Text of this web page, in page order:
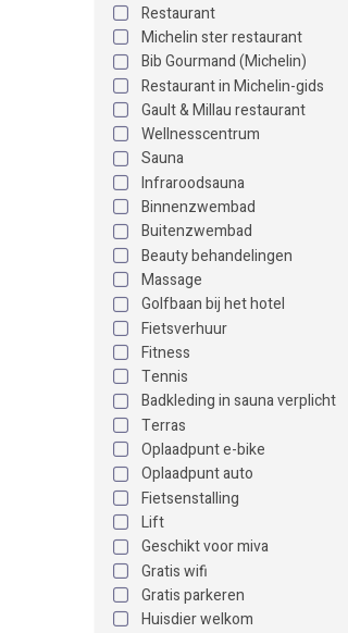
Restaurant
Michelin ster restaurant
Bib Gourmand (Michelin)
Restaurant in Michelin-gids
Gault & Millau restaurant
Wellnesscentrum
Sauna
Infraroodsauna
Binnenzwembad
Buitenzwembad
Beauty behandelingen
Massage
Golfbaan bij het hotel
Fietsverhuur
Fitness
Tennis
Badkleding in sauna verplicht
Terras
Oplaadpunt e-bike
Oplaadpunt auto
Fietsenstalling
Lift
Geschikt voor miva
Gratis wifi
Gratis parkeren
Huisdier welkom